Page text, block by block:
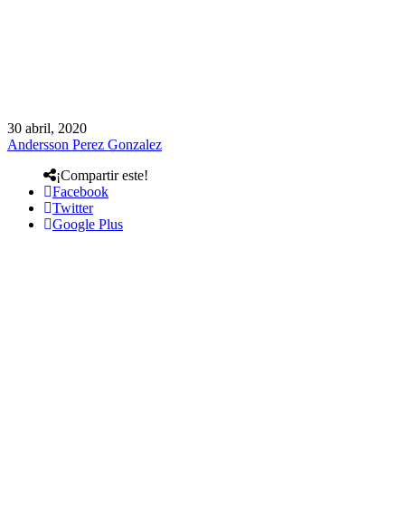
30 abril, 2020
Andersson Perez Gonzalez
¡Compartir este!
Facebook
Twitter
Google Plus